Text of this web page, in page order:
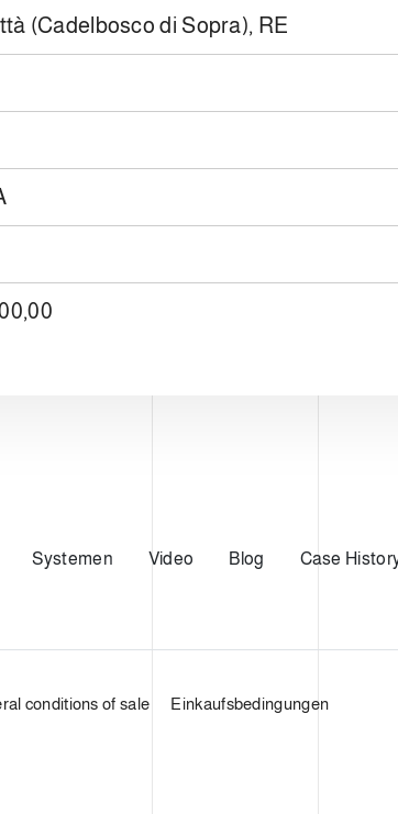
(Cadelbosco di Sopra), RE
Systemen Video Blog Case
conditions of sale Einkaufsbedingungen